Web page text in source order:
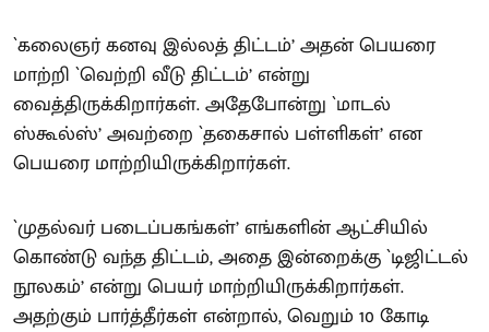
`கலைஞர் கனவு இல்லத் திட்டம்’ அதன் பெயரை
மாற்றி `வெற்றி வீடு திட்டம்’ என்று
வைத்திருக்கிறார்கள். அதேபோன்று `மாடல்
ஸ்கூல்ஸ்’ அவற்றை `தகைசால் பள்ளிகள்’ என
பெயரை மாற்றியிருக்கிறார்கள்.
`முதல்வர் படைப்பகங்கள்’ எங்களின் ஆட்சியில்
கொண்டு வந்த திட்டம், அதை இன்றைக்கு `டிஜிட்டல்
நூலகம்’ என்று பெயர் மாற்றியிருக்கிறார்கள்.
அதற்கும் பார்த்தீர்கள் என்றால், வெறும் 10 கோடி